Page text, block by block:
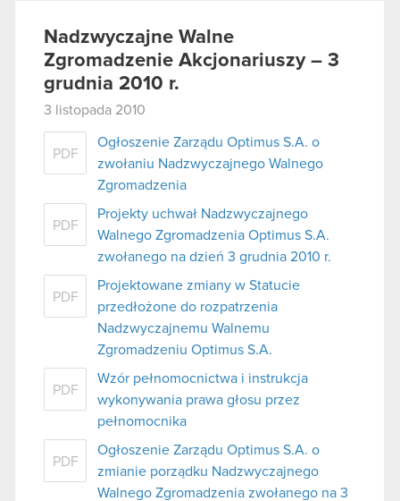
Nadzwyczajne Walne
Zgromadzenie Akcjonariuszy – 3
grudnia 2010 r.
3 listopada 2010
PDF
Ogłoszenie Zarządu Optimus S.A. o
zwołaniu Nadzwyczajnego Walnego
Zgromadzenia
PDF
Projekty uchwał Nadzwyczajnego
Walnego Zgromadzenia Optimus S.A.
zwołanego na dzień 3 grudnia 2010 r.
PDF
Projektowane zmiany w Statucie
przedłożone do rozpatrzenia
Nadzwyczajnemu Walnemu
Zgromadzeniu Optimus S.A.
PDF
Wzór pełnomocnictwa i instrukcja
wykonywania prawa głosu przez
pełnomocnika
PDF
Ogłoszenie Zarządu Optimus S.A. o
zmianie porządku Nadzwyczajnego
Walnego Zgromadzenia zwołanego na 3